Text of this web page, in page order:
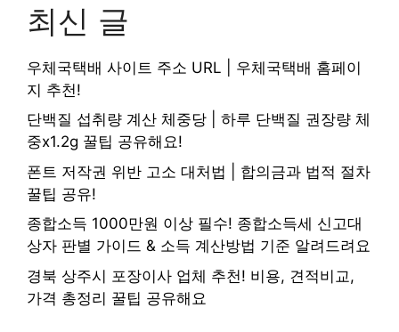
최신 글
우체국택배 사이트 주소 URL | 우체국택배 홈페이
지 추천!
단백질 섭취량 계산 체중당 | 하루 단백질 권장량 체
중x1.2g 꿀팁 공유해요!
폰트 저작권 위반 고소 대처법 | 합의금과 법적 절차
꿀팁 공유!
종합소득 1000만원 이상 필수! 종합소득세 신고대
상자 판별 가이드 & 소득 계산방법 기준 알려드려요
경북 상주시 포장이사 업체 추천! 비용, 견적비교,
가격 총정리 꿀팁 공유해요